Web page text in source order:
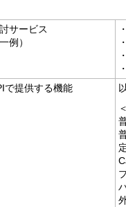
サービス
一例）
で提供する機能